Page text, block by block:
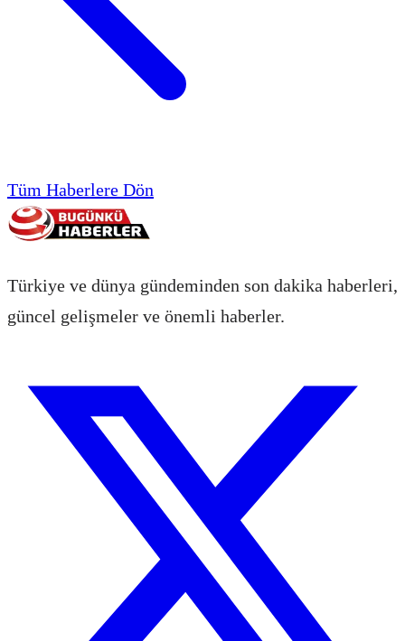
Tüm Haberlere Dön
Türkiye ve dünya gündeminden son dakika haberleri,
güncel gelişmeler ve önemli haberler.